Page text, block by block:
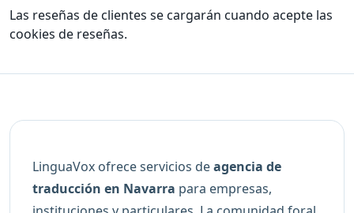
Las reseñas de clientes se cargarán cuando acepte las
cookies de reseñas.
LinguaVox ofrece servicios deagencia de
traducción en Navarra para empresas,